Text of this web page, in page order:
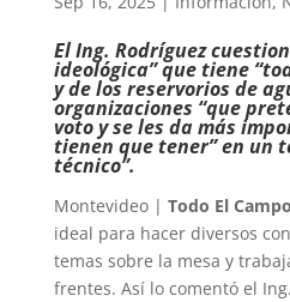
El Ing. Rodríguez
ideológica” que tiene
y de los reservorios de
organizaciones “que
voto y se les da más
tienen que tener” en un
técnico”.
Montevideo | Todo El Campo
ideal para hacer diversos
temas sobre la mesa y
frentes. Así lo comentó el